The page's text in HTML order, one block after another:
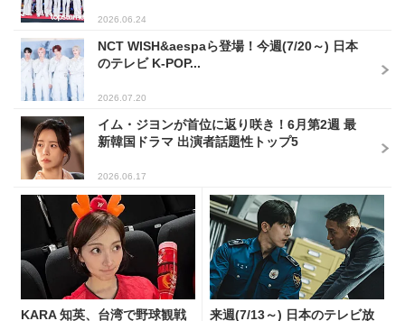
2026.06.24
NCT WISH&aespaら登場！今週(7/20～) 日本
のテレビ K-POP...
2026.07.20
イム・ジヨンが首位に返り咲き！6月第2週 最
新韓国ドラマ 出演者話題性トップ5
2026.06.17
KARA 知英、台湾で野球観戦 来週(7/13～) 日本のテレビ放